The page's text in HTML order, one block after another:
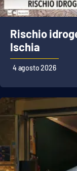
Rischio
Ischia
4 agosto 2026